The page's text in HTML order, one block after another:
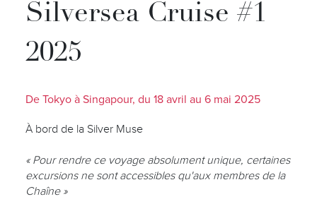
Silversea Cruise #1
2025
De Tokyo à Singapour, du 18 avril au 6 mai 2025
À bord de la Silver Muse
« Pour rendre ce voyage absolument unique, certaines
excursions ne sont accessibles qu'aux membres de la
Chaîne »